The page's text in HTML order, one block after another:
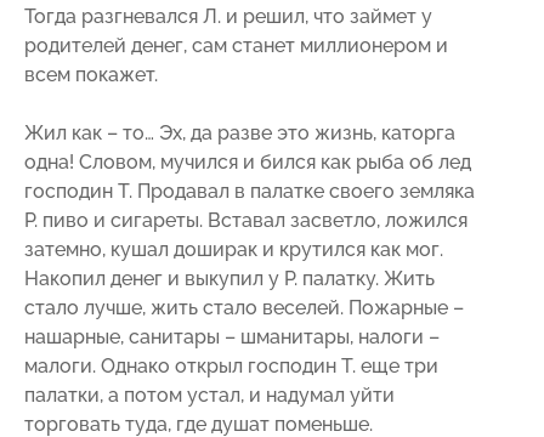
Тогда разгневался Л. и решил, что займет у
родителей денег, сам станет миллионером и
всем покажет.
Жил как – то… Эх, да разве это жизнь, каторга
одна! Словом, мучился и бился как рыба об лед
господин Т. Продавал в палатке своего земляка
Р. пиво и сигареты. Вставал засветло, ложился
затемно, кушал доширак и крутился как мог.
Накопил денег и выкупил у Р. палатку. Жить
стало лучше, жить стало веселей. Пожарные –
нашарные, санитары – шманитары, налоги –
малоги. Однако открыл господин Т. еще три
палатки, а потом устал, и надумал уйти
торговать туда, где душат поменьше.